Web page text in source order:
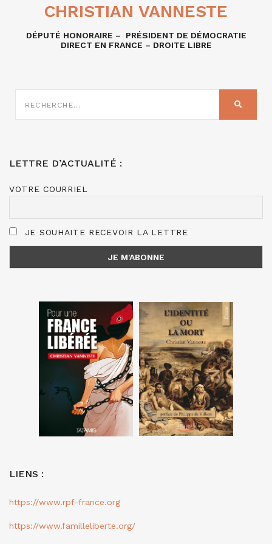
CHRISTIAN VANNESTE
DÉPUTÉ HONORAIRE – PRÉSIDENT DE DÉMOCRATIE
DIRECT EN FRANCE – DROITE LIBRE
RECHERCHE
SUR
LETTRE D’ACTUALITÉ :
VOTRE COURRIEL
JE SOUHAITE RECEVOIR LA LETTRE
LIENS :
https://www.rpf-france.org
https://www.familleliberte.org/